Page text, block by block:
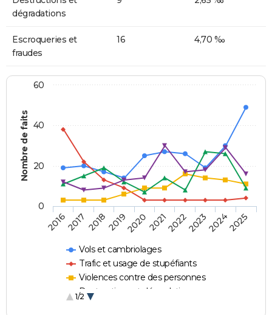
dégradations
Escroqueries et
fraudes
16 4,70 ‰
Nombre de faits
Vols et cambriolages
Trafic et usage de stupéfiants
Violences contre des personnes
Destructions et dégradations
1/2
20162017 20182019202020212022202320242025
0
20
40
60